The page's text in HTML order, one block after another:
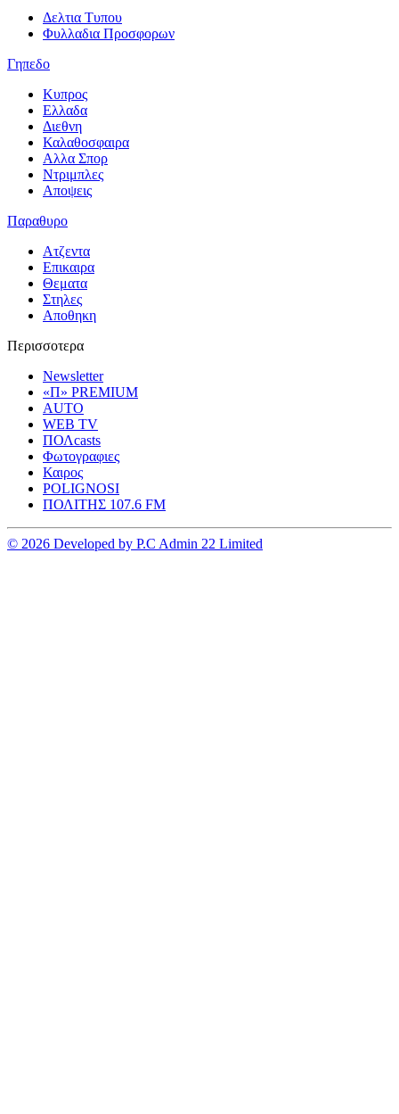
Δελτια Τυπου
Φυλλαδια Προσφορων
Γηπεδο
Κυπρος
Ελλαδα
Διεθνη
Καλαθοσφαιρα
Αλλα Σπορ
Ντριμπλες
Αποψεις
Παραθυρο
Ατζεντα
Επικαιρα
Θεματα
Στηλες
Αποθηκη
Περισσοτερα
Newsletter
«Π» PREMIUM
AUTO
WEB TV
ΠΟΛcasts
Φωτογραφιες
Καιρος
POLIGNOSI
ΠΟΛΙΤΗΣ 107.6 FM
© 2026 Developed by P.C Admin 22 Limited